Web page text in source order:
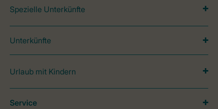
Spezielle Unterkünfte
Unterkünfte
Urlaub mit Kindern
Service